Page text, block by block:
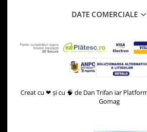
DATE COMERCIALE
Creat cu ❤ și cu 🧠 de Dan Trifan iar
Gomag